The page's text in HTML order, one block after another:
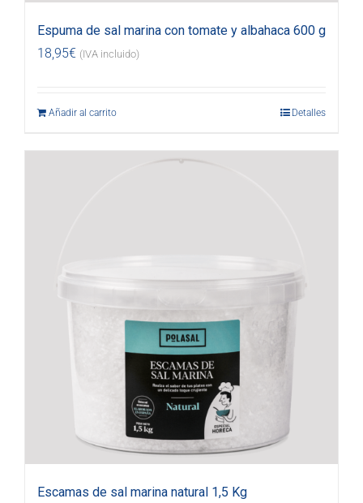
Espuma de sal marina con tomate y albahaca 600 g
18,95€ (IVA incluido)
Añadir al carrito Detalles
Escamas de sal marina natural 1,5 Kg